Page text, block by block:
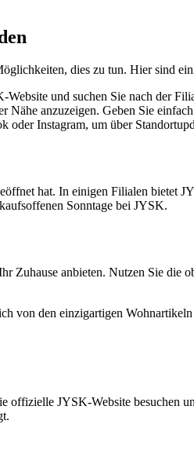
dies zu tun. Hier sind
und suchen Sie nach der
anzuzeigen. Geben Sie
Instagram, um über
hat. In einigen Filialen bietet
Sonntage bei JYSK.
anbieten. Nutzen Sie
von den einzigartigen
JYSK-Website besuchen